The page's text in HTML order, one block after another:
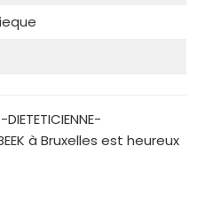
à Bruxelles est heureux